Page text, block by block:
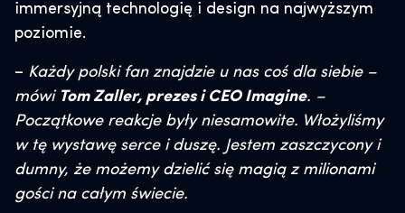
immersyjną technologię i design na najwyższym
poziomie.
– Każdy polski fan znajdzie u nas coś dla siebie –
mówi Tom Zaller, prezes i CEO Imagine. –
Początkowe reakcje były niesamowite. Włożyliśmy
w tę wystawę serce i duszę. Jestem zaszczycony i
dumny, że możemy dzielić się magią z milionami
gości na całym świecie.